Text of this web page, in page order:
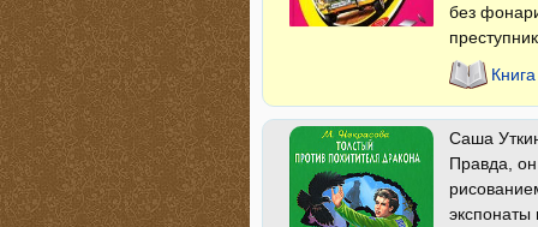
без
Саша
Правда,
экспонаты